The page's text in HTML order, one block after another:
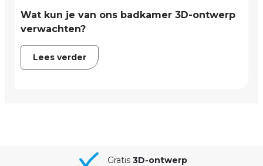
Wat kun je van ons badkamer 3D-ontwerp
verwachten?
Lees verder
Jouw badkamer vanA-Z gemonteerd